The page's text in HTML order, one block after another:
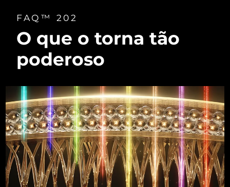
FAQ™ 202
O que o torna tão
poderoso
FOREO APP
SOBRE
Kuwait
Letônia
Lituânia Entrega prevista8/10/26
Luxemburgo Entrega prevista8/10/26
Macau, RAE da
China
Entrega prevista8/12/26
Malásia Entrega prevista8/13/26